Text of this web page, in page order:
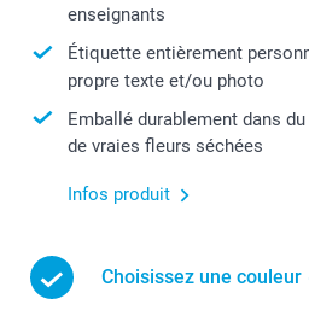
enseignants
Étiquette entièrement
propre texte et/ou photo
Emballé durablement dans
de vraies fleurs séchées
Infos produit
Choisissez une couleur